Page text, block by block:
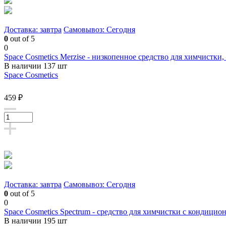
Доставка: завтра Самовывоз: Сегодня
0 out of 5
0
Space Cosmetics Merzise - низкопенное средство для
В наличии 137 шт
Space Cosmetics
459 ₽
Доставка: завтра Самовывоз: Сегодня
0 out of 5
0
Space Cosmetics Spectrum - средство для химчистки с
В наличии 195 шт